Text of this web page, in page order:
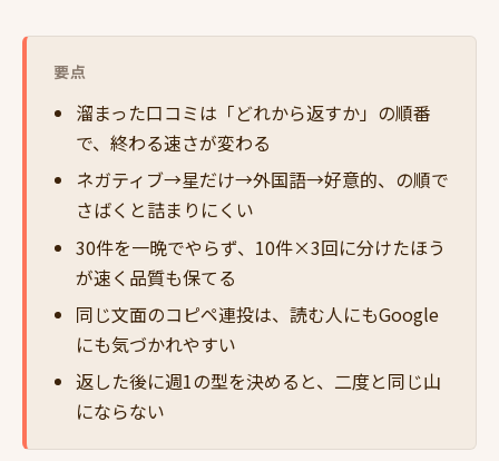
要点
溜まった口コミは「どれから返すか」の順番
で、終わる速さが変わる
ネガティブ→星だけ→外国語→好意的、の順で
さばくと詰まりにくい
30件を一晩でやらず、10件×3回に分けたほう
が速く品質も保てる
同じ文面のコピペ連投は、読む人にもGoogle
にも気づかれやすい
返した後に週1の型を決めると、二度と同じ山
にならない